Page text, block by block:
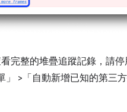
完整的堆疊追蹤記錄，請停
>「自動新增已知的第三